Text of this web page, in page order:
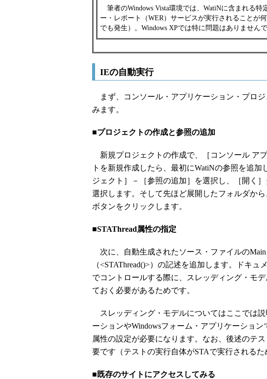
筆者のWindows Vista環境では、WatiNに含まれる特
ー・レポート（WER）サービスが実行されることが
でも発生）。Windows XPでは特に問題はありませんで
IEの自動実行
まず、コンソール・アプリケーション・プロ
みます。
■プロジェクトの作成と参照の追加
新規プロジェクトの作成で、［コンソール ア
トを新規作成したら、最初にWatiNの参照を追
ジェクト］－［参照の追加］を選択し、［開く
選択します。そして先ほど展開したフォルダから
ボタンをクリックします。
■STAThread属性の指定
次に、自動生成されたソース・ファイルのMain
（<STAThread()>）の記述を追加します。ドキ
でコントロールする際に、スレッディング・モデ
ておく必要があるためです。
スレッディング・モデルについてはここでは
ーションやWindowsフォーム・アプリケーション
属性の設定が必要になります。なお、後述のテ
要です（テストの実行自体がSTAで実行されるた
■既存のサイトにアクセスしてみる